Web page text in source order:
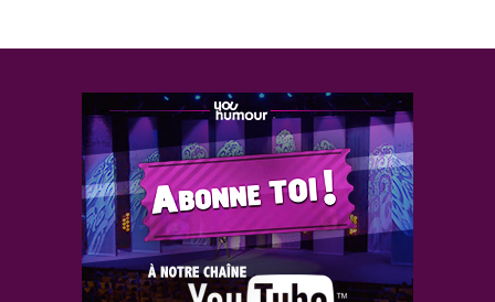
Pour mieux vous servir, nous pouvons réaliser des soirées sur
mesure, ou selon vos envies des soirées à thème (buffet
terroir ou prestige, soirée paella, couscous, dégustation de
vins…) n’hésitez pas à nous contacter, notre souplesse
d’exécution, nos collaborations avec des artisans
restaurateurs et surtout notre volonté de vous donner
satisfaction vous séduiront certainement !
Pour tous les renseignements ou réservations : 05 56 20 13
20, une équipe attentive est à votre écoute.